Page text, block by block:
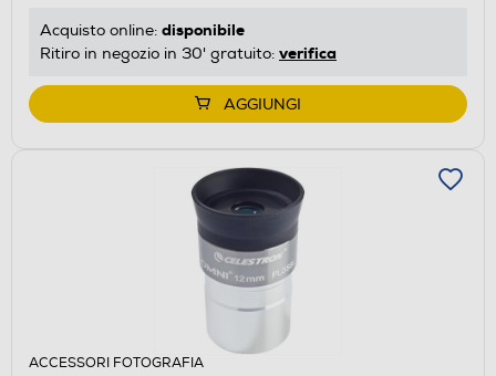
Acquisto online: disponibile
Ritiro in negozio in 30' gratuito: verifica
AGGIUNGI
ACCESSORI FOTOGRAFIA